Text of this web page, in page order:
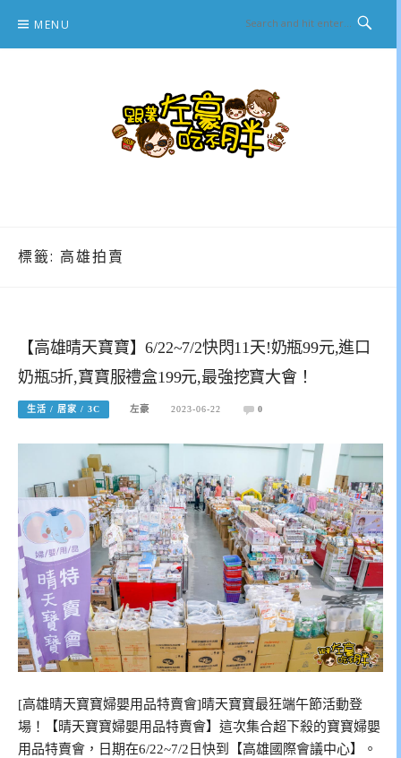
content
MENU
標籤: 高雄拍賣
【高雄晴天寶寶】6/22~7/2快閃11天!奶瓶99元,進口
奶瓶5折,寶寶服禮盒199元,最強挖寶大會！
生活 / 居家 / 3C 左豪 2023-06-22 0
[高雄晴天寶寶婦嬰用品特賣會]晴天寶寶最狂端午節活動登
場！【晴天寶寶婦嬰用品特賣會】這次集合超下殺的寶寶婦嬰
用品特賣會，日期在6/22~7/2日快到【高雄國際會議中心】。